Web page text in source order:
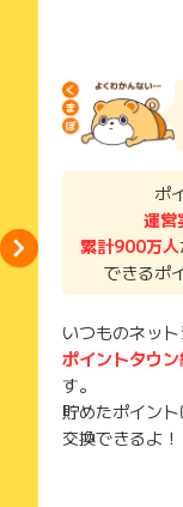
了などのメールは
獲得待ち・獲得失
メールを送ってい
そのため、紛失・
ご注意ください。
(※) Safariや
広告に遷移しない
得できませんので
ポ
運営
累計900万人
できるポ
いつものネッ
ポイントタウ
す。
貯めたポイント
交換できるよ！